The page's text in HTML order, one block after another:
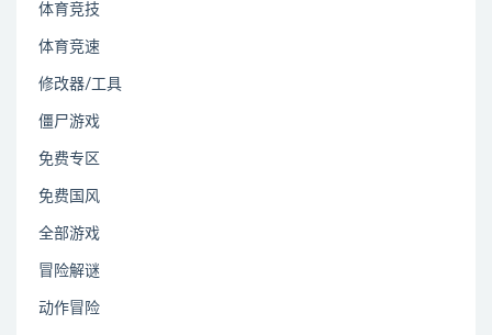
体育竞技
体育竞速
修改器/工具
僵尸游戏
免费专区
免费国风
全部游戏
冒险解谜
动作冒险